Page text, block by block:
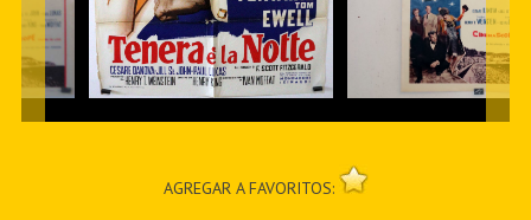
AGREGAR A FAVORITOS: